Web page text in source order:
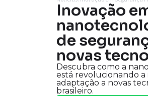
Inovação
de
novas
Descubra como a
está revolucionando a
adaptação a novas
brasileiro.